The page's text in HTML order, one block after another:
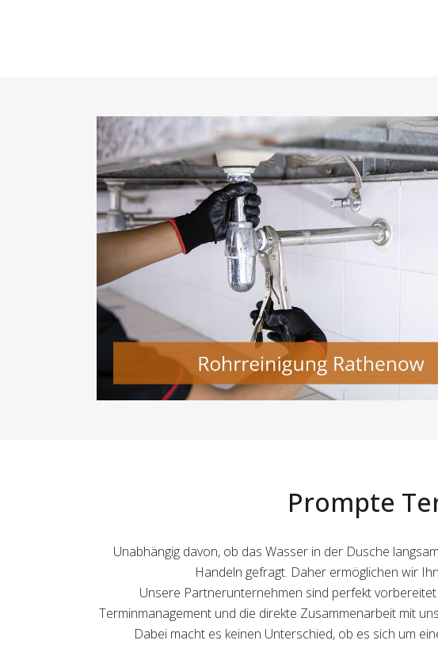
Prompte
Unabhängig davon, ob das Wasser in der Dusche
Handeln gefragt. Daher ermöglichen wir
Unsere Partnerunternehmen sind perfekt
Terminmanagement und die direkte Zusammenarbeit mit
Dabei macht es keinen Unterschied, ob es sich um